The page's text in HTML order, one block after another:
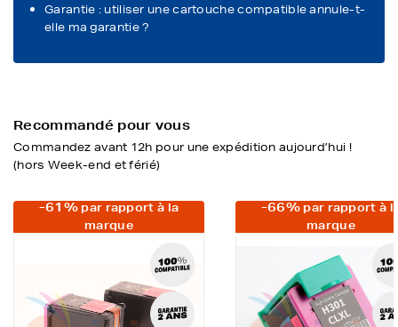
Garantie : utiliser une cartouche compatible annule-t-
elle ma garantie ?
Recommandé pour vous
Commandez avant 12h pour une expédition aujourd’hui !
(hors Week-end et férié)
-61% par rapport à la
marque
-66% par rapport à
marque